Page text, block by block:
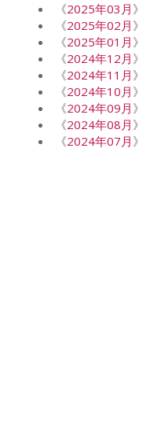
《2025年03月 》
《2025年02月 》
《2025年01月 》
《2024年12月 》
《2024年11月 》
《2024年10月 》
《2024年09月 》
《2024年08月 》
《2024年07月 》